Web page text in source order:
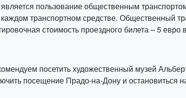
пользование общественным
транспортном средстве. Общественный
стоимость проездного билета – 5 евро
посетить художественный музей
посещение Прадо-на-Дону и остановиться